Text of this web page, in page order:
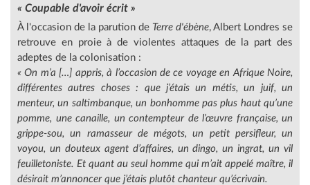
« Coupable d'avoir écrit »
À l'occasion de la parution de Terre d'ébène, Albert Londres se
retrouve en proie à de violentes attaques de la part des
adeptes de la colonisation :
« On m’a […] appris, à l’occasion de ce voyage en Afrique Noire,
différentes autres choses : que j’étais un métis, un juif, un
menteur, un saltimbanque, un bonhomme pas plus haut qu’une
pomme, une canaille, un contempteur de l’œuvre française, un
grippe-sou, un ramasseur de mégots, un petit persifleur, un
voyou, un douteux agent d’affaires, un dingo, un ingrat, un vil
feuilletoniste. Et quant au seul homme qui m’ait appelé maître, il
désirait m’annoncer que j’étais plutôt chanteur qu’écrivain.